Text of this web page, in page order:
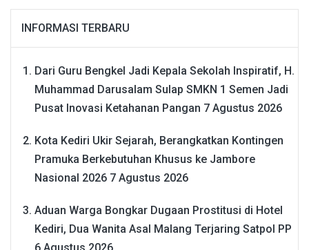
INFORMASI TERBARU
Dari Guru Bengkel Jadi Kepala Sekolah Inspiratif, H.
Muhammad Darusalam Sulap SMKN 1 Semen Jadi
Pusat Inovasi Ketahanan Pangan 7 Agustus 2026
Kota Kediri Ukir Sejarah, Berangkatkan Kontingen
Pramuka Berkebutuhan Khusus ke Jambore
Nasional 2026 7 Agustus 2026
Aduan Warga Bongkar Dugaan Prostitusi di Hotel
Kediri, Dua Wanita Asal Malang Terjaring Satpol PP